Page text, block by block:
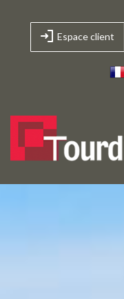
Espace client